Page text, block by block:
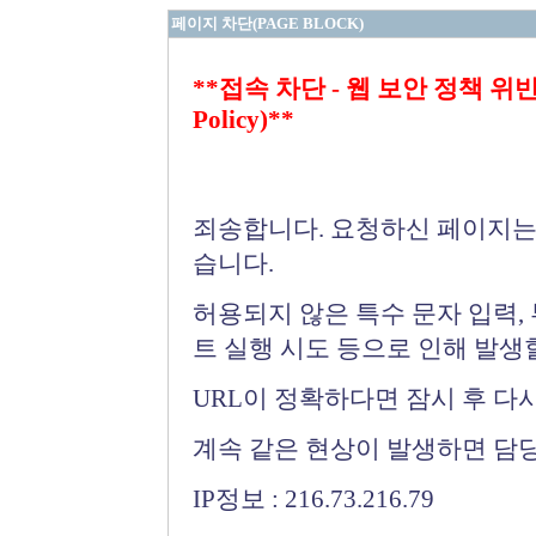
페이지 차단(PAGE BLOCK)
**접속 차단 - 웹 보안 정책 위
Policy)**
죄송합니다. 요청하신 페이지
습니다.
허용되지 않은 특수 문자 입력
트 실행 시도 등으로 인해 발생
URL이 정확하다면 잠시 후 다
계속 같은 현상이 발생하면 담
IP정보 : 216.73.216.79